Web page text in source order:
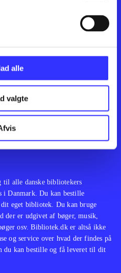
alle
valgte
Feedback
til alle danske bibliotekers
i Danmark. Du kan bestille
eget bibliotek. Du kan bruge
der er udgivet af bøger, musik,
osv. Bibliotek.dk er altså ikke
og service over hvad der findes på
du kan bestille og få leveret til dit
Artikler
Film
Musik
Noder